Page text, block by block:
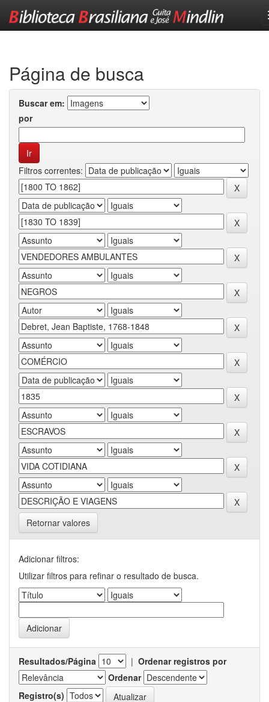
Página de busca
Buscar em:
por
Filtros correntes:
Retornar valores
Adicionar filtros:
Utilizar filtros para refinar o resultado de busca.
Resultados/Página | Ordenar registros por
Ordenar
Registro(s)